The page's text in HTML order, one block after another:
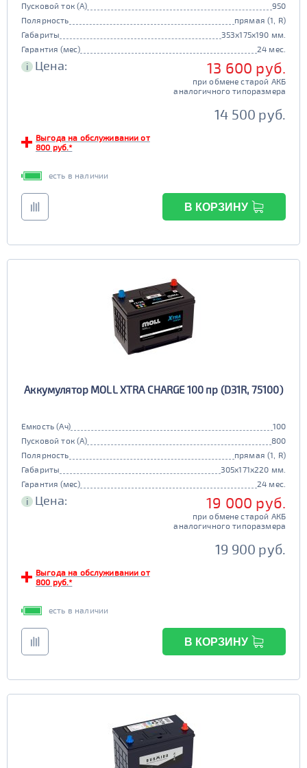
Пусковой ток (А)
950
Полярность
прямая (1, R)
Габариты
353x175x190 мм.
Гарантия (мес)
24 мес.
i Цена: 13 600 руб.
при обмене старой АКБ
аналогичного типоразмера
14 500 руб.
Выгода на обслуживании от
800 руб.*
есть в наличии
В КОРЗИНУ
Аккумулятор MOLL XTRA CHARGE 100 пр (D31R, 75100)
Емкость (Ач)
100
Пусковой ток (А)
800
Полярность
прямая (1, R)
Габариты
305x171x220 мм.
Гарантия (мес)
24 мес.
i Цена: 19 000 руб.
при обмене старой АКБ
аналогичного типоразмера
19 900 руб.
Выгода на обслуживании от
800 руб.*
есть в наличии
В КОРЗИНУ